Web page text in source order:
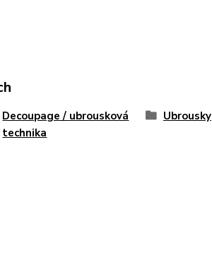
Decoupage / ubrousková
technika
Ubrousky